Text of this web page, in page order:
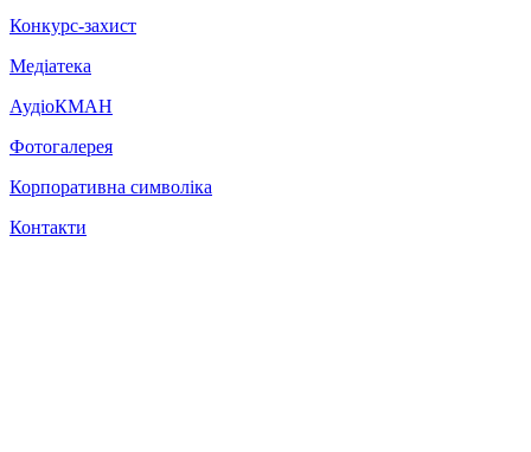
Конкурс-захист
Медіатека
АудіоКМАН
Фотогалерея
Корпоративна символіка
Контакти